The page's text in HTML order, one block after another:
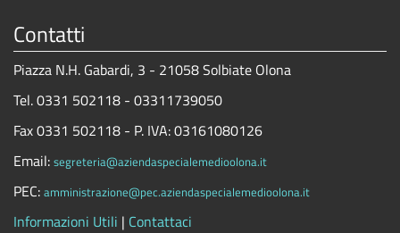
Contatti
Piazza N.H. Gabardi, 3 - 21058 Solbiate Olona
Tel. 0331 502118 - 03311739050
Fax 0331 502118 - P. IVA: 03161080126
Email: segreteria@aziendaspecialemedioolona.it
PEC: amministrazione@pec.aziendaspecialemedioolona.it
Informazioni Utili | Contattaci